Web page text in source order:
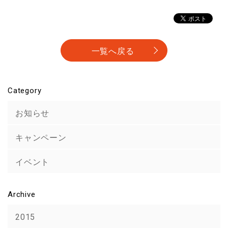
一覧へ戻る
Category
お知らせ
キャンペーン
イベント
Archive
2015